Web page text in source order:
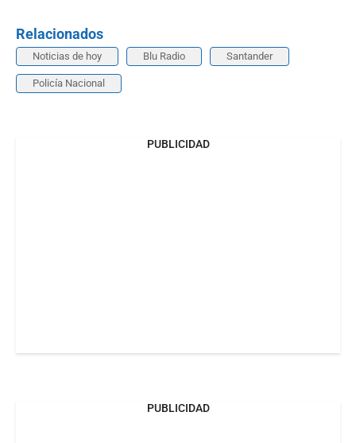
Relacionados
Noticias de hoy Blu Radio Santander
Policía Nacional
PUBLICIDAD
PUBLICIDAD